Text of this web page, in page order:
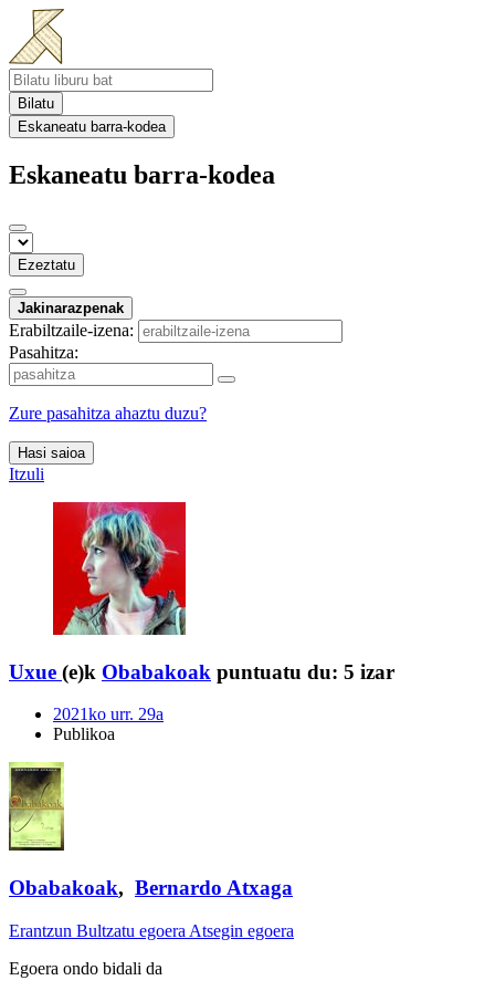
Bilatu
Eskaneatu barra-kodea
Eskaneatu barra-kodea
Ezeztatu
Jakinarazpenak
Erabiltzaile-izena:
Pasahitza:
Zure pasahitza ahaztu duzu?
Hasi saioa
Itzuli
Uxue (e)k Obabakoak puntuatu du: 5 izar
2021ko urr. 29a
Publikoa
Obabakoak, Bernardo Atxaga
Erantzun Bultzatu egoera Atsegin egoera
Egoera ondo bidali da